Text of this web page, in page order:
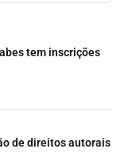
tem inscrições
de direitos autorais